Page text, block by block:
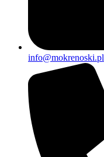
info@mokrenoski.pl